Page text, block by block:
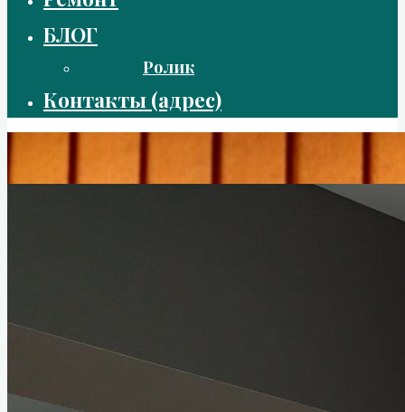
БЛОГ
Ролик
Контакты (адрес)
Маркизы каталог тканей
Особенности маркиз